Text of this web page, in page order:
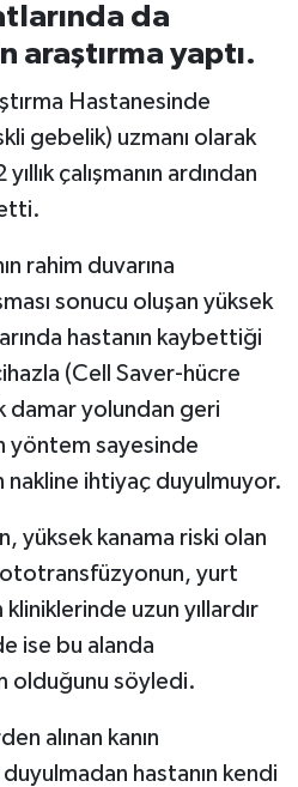
da
araştırma yaptı.
Hastanesinde
gebelik) uzmanı olarak
çalışmanın ardından
rahim duvarına
sonucu oluşan yüksek
hastanın kaybettiği
(Cell Saver-hücre
damar yolundan geri
yöntem sayesinde
nakline ihtiyaç duyulmuyor.
yüksek kanama riski olan
yurt
kliniklerinde uzun yıllardır
ise bu alanda
olduğunu söyledi.
alınan kanın
hastanın kendi